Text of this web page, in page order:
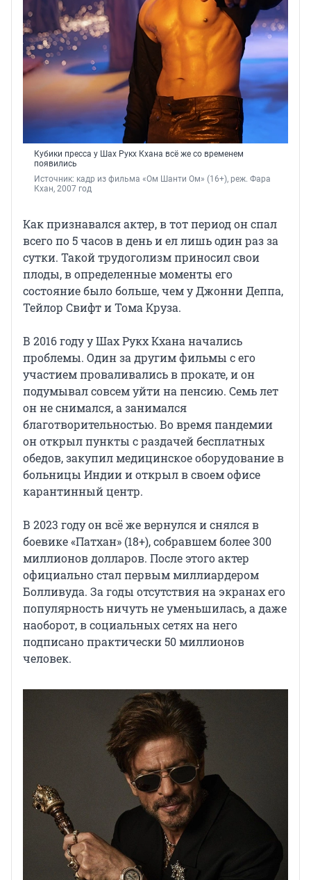
Кубики пресса у Шах Рукх Кхана всё же со временем
появились
Источник: кадр из фильма «Ом Шанти Ом» (16+), реж. Фара
Кхан, 2007 год
Как признавался актер, в тот период он спал
всего по 5 часов в день и ел лишь один раз за
сутки. Такой трудоголизм приносил свои
плоды, в определенные моменты его
состояние было больше, чем у Джонни Деппа,
Тейлор Свифт и Тома Круза.
В 2016 году у Шах Рукх Кхана начались
проблемы. Один за другим фильмы с его
участием проваливались в прокате, и он
подумывал совсем уйти на пенсию. Семь лет
он не снимался, а занимался
благотворительностью. Во время пандемии
он открыл пункты с раздачей бесплатных
обедов, закупил медицинское оборудование в
больницы Индии и открыл в своем офисе
карантинный центр.
В 2023 году он всё же вернулся и снялся в
боевике «Патхан» (18+), собравшем более 300
миллионов долларов. После этого актер
официально стал первым миллиардером
Болливуда. За годы отсутствия на экранах его
популярность ничуть не уменьшилась, а даже
наоборот, в социальных сетях на него
подписано практически 50 миллионов
человек.